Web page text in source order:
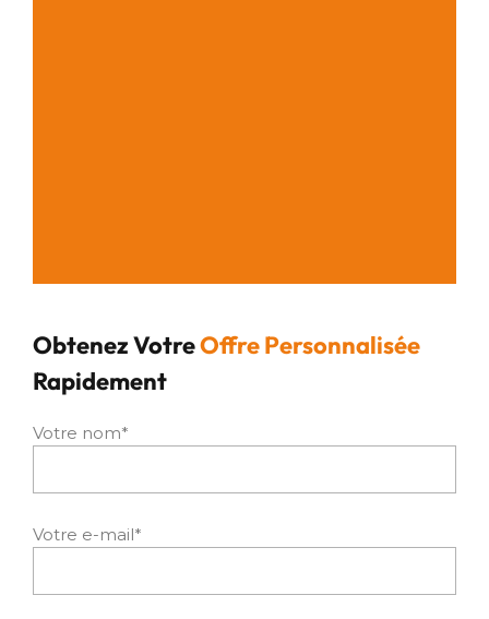
Obtenez VotreOffre Personnalisée
Rapidement
Votre nom*
Votre e-mail*